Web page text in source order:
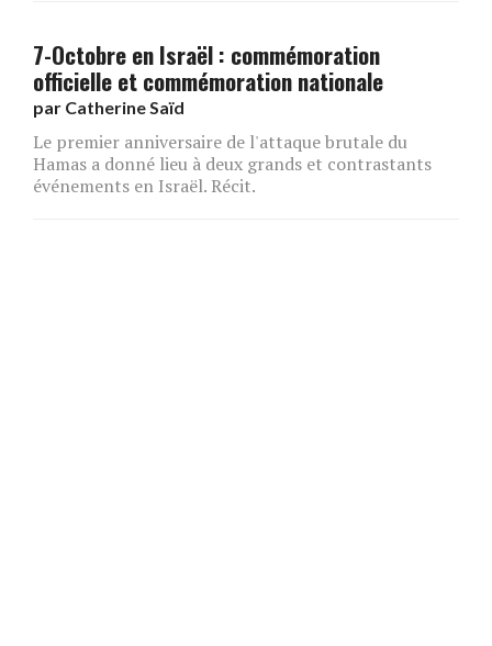
7-Octobre en Israël : commémoration
officielle et commémoration nationale
par Catherine Saïd
Le premier anniversaire de l'attaque brutale du
Hamas a donné lieu à deux grands et contrastants
événements en Israël. Récit.